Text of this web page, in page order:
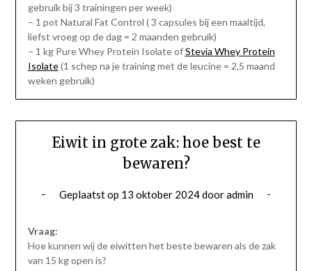
gebruik bij 3 trainingen per week)
– 1 pot Natural Fat Control ( 3 capsules bij een maaltijd,
liefst vroeg op de dag = 2 maanden gebruik)
– 1 kg Pure Whey Protein Isolate ofStevia Whey Protein
Isolate(1 schep na je training met de leucine = 2,5 maand
weken gebruik)
Eiwit in grote zak: hoe best te
bewaren?
Geplaatst op 13 oktober 2024dooradmin
Vraag:
Hoe kunnen wij de eiwitten het beste bewaren als de zak
van 15 kg open is?